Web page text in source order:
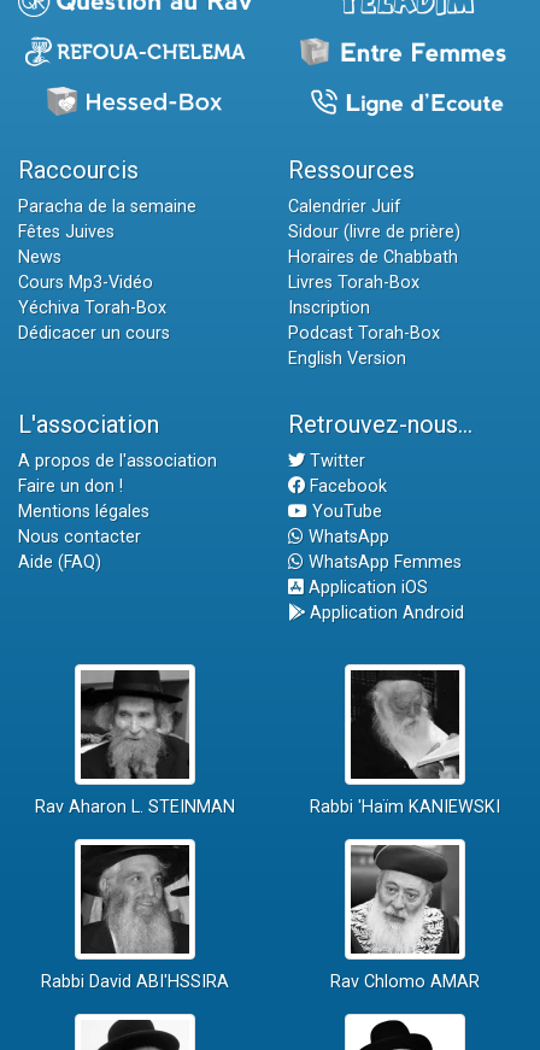
Raccourcis
Paracha de la semaine
Fêtes Juives
News
Cours Mp3-Vidéo
Yéchiva Torah-Box
Dédicacer un cours
Ressources
Calendrier Juif
Sidour (livre de prière)
Horaires de Chabbath
Livres Torah-Box
Inscription
Podcast Torah-Box
English Version
L'association
A propos de l'association
Faire un don !
Mentions légales
Nous contacter
Aide (FAQ)
Retrouvez-nous...
Twitter
Facebook
YouTube
WhatsApp
WhatsApp Femmes
Application iOS
Application Android
Rav Aharon L. STEINMAN Rabbi 'Haïm KANIEWSKI
Rabbi David ABI'HSSIRA Rav Chlomo AMAR